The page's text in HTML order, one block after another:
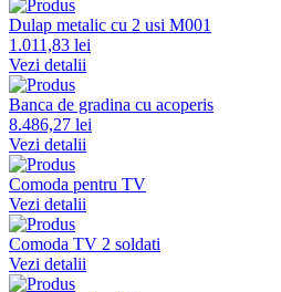
Dulap metalic cu 2 usi M001
1.011,83 lei
Vezi detalii
Banca de gradina cu acoperis
8.486,27 lei
Vezi detalii
Comoda pentru TV
Vezi detalii
Comoda TV 2 soldati
Vezi detalii